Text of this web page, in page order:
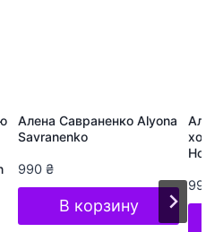
Алена Савраненко Alyona
Savranenko
990 ₴
В корзину
хоп
Hop
990